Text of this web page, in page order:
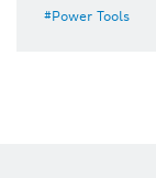
Power Tools